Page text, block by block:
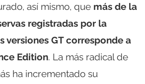
así mismo, que más de la
registradas por la
versiones GT corresponde a
Edition. La más radical de
ha incrementado su